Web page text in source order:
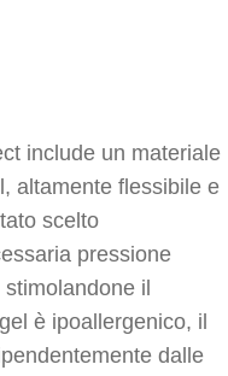
include un materiale
altamente flessibile e
scelto
pressione
il
è ipoallergenico, il
dalle